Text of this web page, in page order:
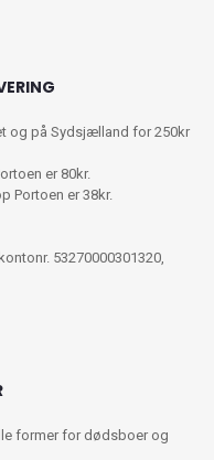
og på Sydsjælland for 250kr
er 80kr.
Portoen er 38kr.
53270000301320,
former for dødsboer og